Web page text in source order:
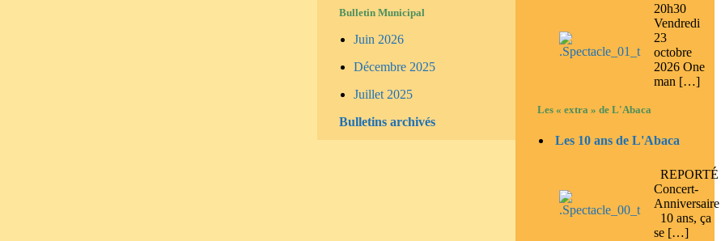
Bulletin Municipal
Juin 2026
Décembre 2025
Juillet 2025
Bulletins archivés
20h30
Vendredi
23
octobre
2026 One
man […]
Les « extra » de L'Abaca
Les 10 ans de L'Abaca
REPORTÉ
Concert-
Anniversaire
10 ans, ça
se […]